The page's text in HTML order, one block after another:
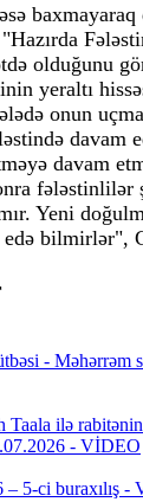
olduğunu
yeraltı
onun
davam
davam
fələstinlilər
Yeni
bilmirlər",
- Məhərrəm
ilə
- VİDEO
5-ci buraxılış -